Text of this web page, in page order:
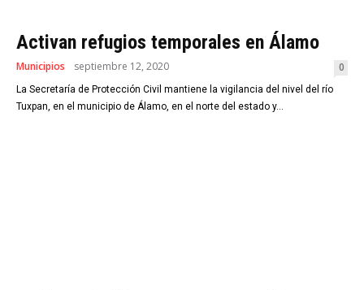
Activan refugios temporales en Álamo
Municipios septiembre 12, 2020 0
La Secretaría de Protección Civil mantiene la vigilancia del nivel del río
Tuxpan, en el municipio de Álamo, en el norte del estado y...